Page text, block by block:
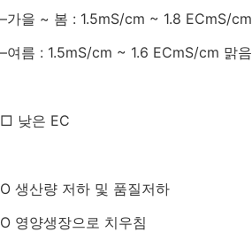
–가을 ~ 봄 : 1.5mS/cm ~ 1.8 ECmS/cm
–여름 : 1.5mS/cm ~ 1.6 ECmS/cm 맑음
​□ 낮은 EC
O 생산량 저하 및 품질저하
O 영양생장으로 치우침